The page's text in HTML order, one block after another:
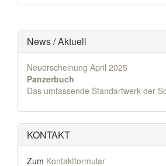
News / Aktuell
Neuerscheinung April 2025
Panzerbuch
Das umfassende Standartwerk der
KONTAKT
Zum Kontaktformular